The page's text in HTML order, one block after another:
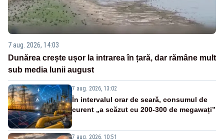
7 aug. 2026, 14:03
Dunărea crește ușor la intrarea în țară, dar rămâne mult
sub media lunii august
7 aug. 2026, 13:02
În intervalul orar de seară, consumul de
curent „a scăzut cu 200-300 de megawați”
7 aug. 2026, 10:51